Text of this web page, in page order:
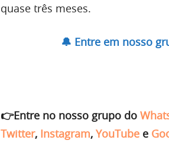
quase três meses.
🔔 Entre em nosso
👉Entre no nosso grupo do
Twitter, Instagram, YouTube e